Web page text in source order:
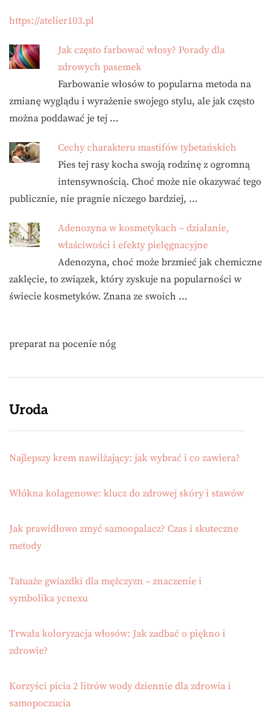
https://atelier103.pl
Jak często farbować włosy? Porady dla
zdrowych pasemek
Farbowanie włosów to popularna metoda na
zmianę wyglądu i wyrażenie swojego stylu, ale jak często
można poddawać je tej …
Cechy charakteru mastifów tybetańskich
Pies tej rasy kocha swoją rodzinę z ogromną
intensywnością. Choć może nie okazywać tego
publicznie, nie pragnie niczego bardziej, …
Adenozyna w kosmetykach – działanie,
właściwości i efekty pielęgnacyjne
Adenozyna, choć może brzmieć jak chemiczne
zaklęcie, to związek, który zyskuje na popularności w
świecie kosmetyków. Znana ze swoich …
preparat na pocenie nóg
Uroda
Najlepszy krem nawilżający: jak wybrać i co zawiera?
Włókna kolagenowe: klucz do zdrowej skóry i stawów
Jak prawidłowo zmyć samoopalacz? Czas i skuteczne
metody
Tatuaże gwiazdki dla mężczyzn – znaczenie i
symbolika успехu
Trwała koloryzacja włosów: Jak zadbać o piękno i
zdrowie?
Korzyści picia 2 litrów wody dziennie dla zdrowia i
samopoczucia